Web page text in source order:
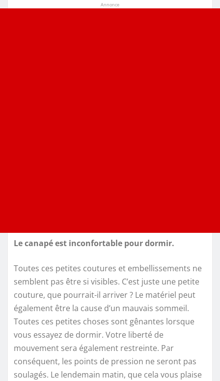
Annonce
Le canapé est inconfortable pour dormir.
Toutes ces petites coutures et embellissements ne
semblent pas être si visibles. C’est juste une petite
couture, que pourrait-il arriver ? Le matériel peut
également être la cause d’un mauvais sommeil.
Toutes ces petites choses sont gênantes lorsque
vous essayez de dormir. Votre liberté de
mouvement sera également restreinte. Par
conséquent, les points de pression ne seront pas
soulagés. Le lendemain matin, que cela vous plaise